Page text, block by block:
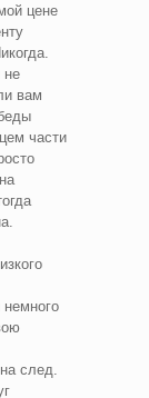
цене
не
вам
части
след.